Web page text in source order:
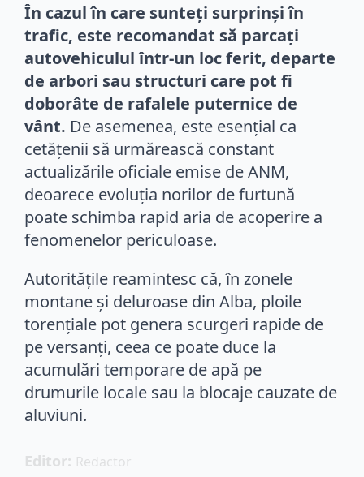
În cazul în care sunteți surprinși în
trafic, este recomandat să parcați
autovehiculul într-un loc ferit, departe
de arbori sau structuri care pot fi
doborâte de rafalele puternice de
vânt. De asemenea, este esențial ca
cetățenii să urmărească constant
actualizările oficiale emise de ANM,
deoarece evoluția norilor de furtună
poate schimba rapid aria de acoperire a
fenomenelor periculoase.
Autoritățile reamintesc că, în zonele
montane și deluroase din Alba, ploile
torențiale pot genera scurgeri rapide de
pe versanți, ceea ce poate duce la
acumulări temporare de apă pe
drumurile locale sau la blocaje cauzate de
aluviuni.
Editor: Redactor